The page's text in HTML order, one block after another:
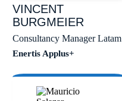
VINCENT
BURGMEIER
Consultancy Manager Latam
Enertis Applus+